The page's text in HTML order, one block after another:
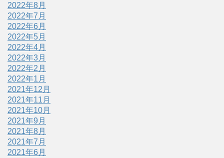
2022年8月
2022年7月
2022年6月
2022年5月
2022年4月
2022年3月
2022年2月
2022年1月
2021年12月
2021年11月
2021年10月
2021年9月
2021年8月
2021年7月
2021年6月